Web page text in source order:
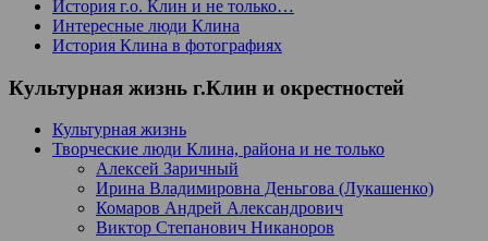
История г.о. Клин и не только…
Интересные люди Клина
История Клина в фотографиях
Культурная жизнь г.Клин и окрестностей
Культурная жизнь
Творческие люди Клина, района и не только
Алексей Заричный
Ирина Владимировна Деньгова (Лукашенко)
Комаров Андрей Александрович
Виктор Степанович Никаноров